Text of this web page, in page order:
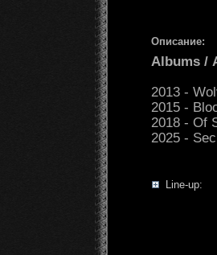
Описание:
Albums /
2013 -
2015 -
2018 - Of
2025 -
Line-up: